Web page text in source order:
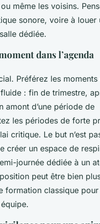
même les voisins.
sonore, voire à louer
dédiée.
dans l’agenda
Préférez les moments
: fin de trimestre,
amont d’une période de
les périodes de forte
critique. Le but n’est
créer un espace de
journée dédiée à un
peut être bien
formation classique pour